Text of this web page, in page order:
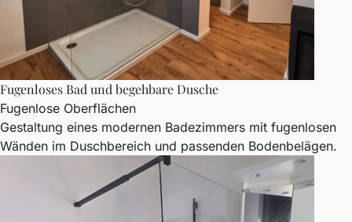
Fugenloses Bad und begehbare Dusche
Fugenlose Oberflächen
Gestaltung eines modernen Badezimmers mit fugenlosen
Wänden im Duschbereich und passenden Bodenbelägen.